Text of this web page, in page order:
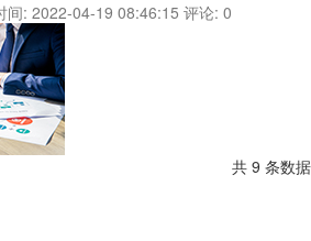
间: 2022-04-19 08:46:15 评论: 0
共 9 条数据